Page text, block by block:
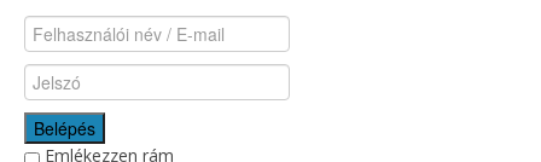
Belépés
Emlékezzen rám